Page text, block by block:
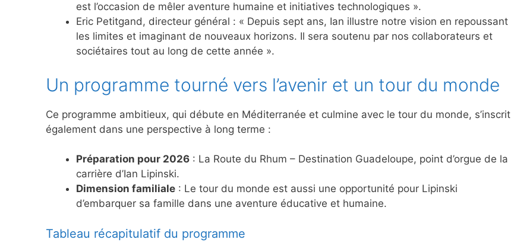
est l’occasion de mêler aventure humaine et initiatives technologiques ».
Eric Petitgand, directeur général : « Depuis sept ans, Ian illustre notre vision en repoussant
les limites et imaginant de nouveaux horizons. Il sera soutenu par nos collaborateurs et
sociétaires tout au long de cette année ».
Un programme tourné vers l’avenir et un tour du monde
Ce programme ambitieux, qui débute en Méditerranée et culmine avec le tour du monde, s’inscrit
également dans une perspective à long terme :
Préparation pour 2026 : La Route du Rhum – Destination Guadeloupe, point d’orgue de la
carrière d’Ian Lipinski.
Dimension familiale : Le tour du monde est aussi une opportunité pour Lipinski
d’embarquer sa famille dans une aventure éducative et humaine.
Tableau récapitulatif du programme